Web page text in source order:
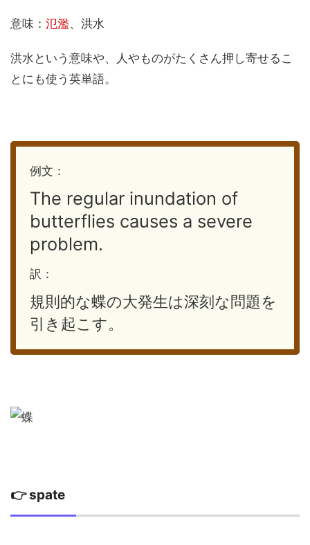
意味： 氾濫、洪水
洪水という意味や、人やものがたくさん押し寄せるこ
とにも使う英単語。
例文：
The regular inundation of
butterflies causes a severe
problem.
訳：
規則的な蝶の大発生は深刻な問題を
引き起こす。
👉 spate